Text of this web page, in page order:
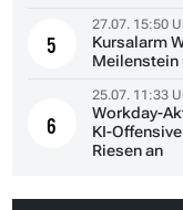
5
27.07. 15:50
Kursalarm
Meilenstein
6
25.07. 11:33
Workday-
KI-
Riesen an